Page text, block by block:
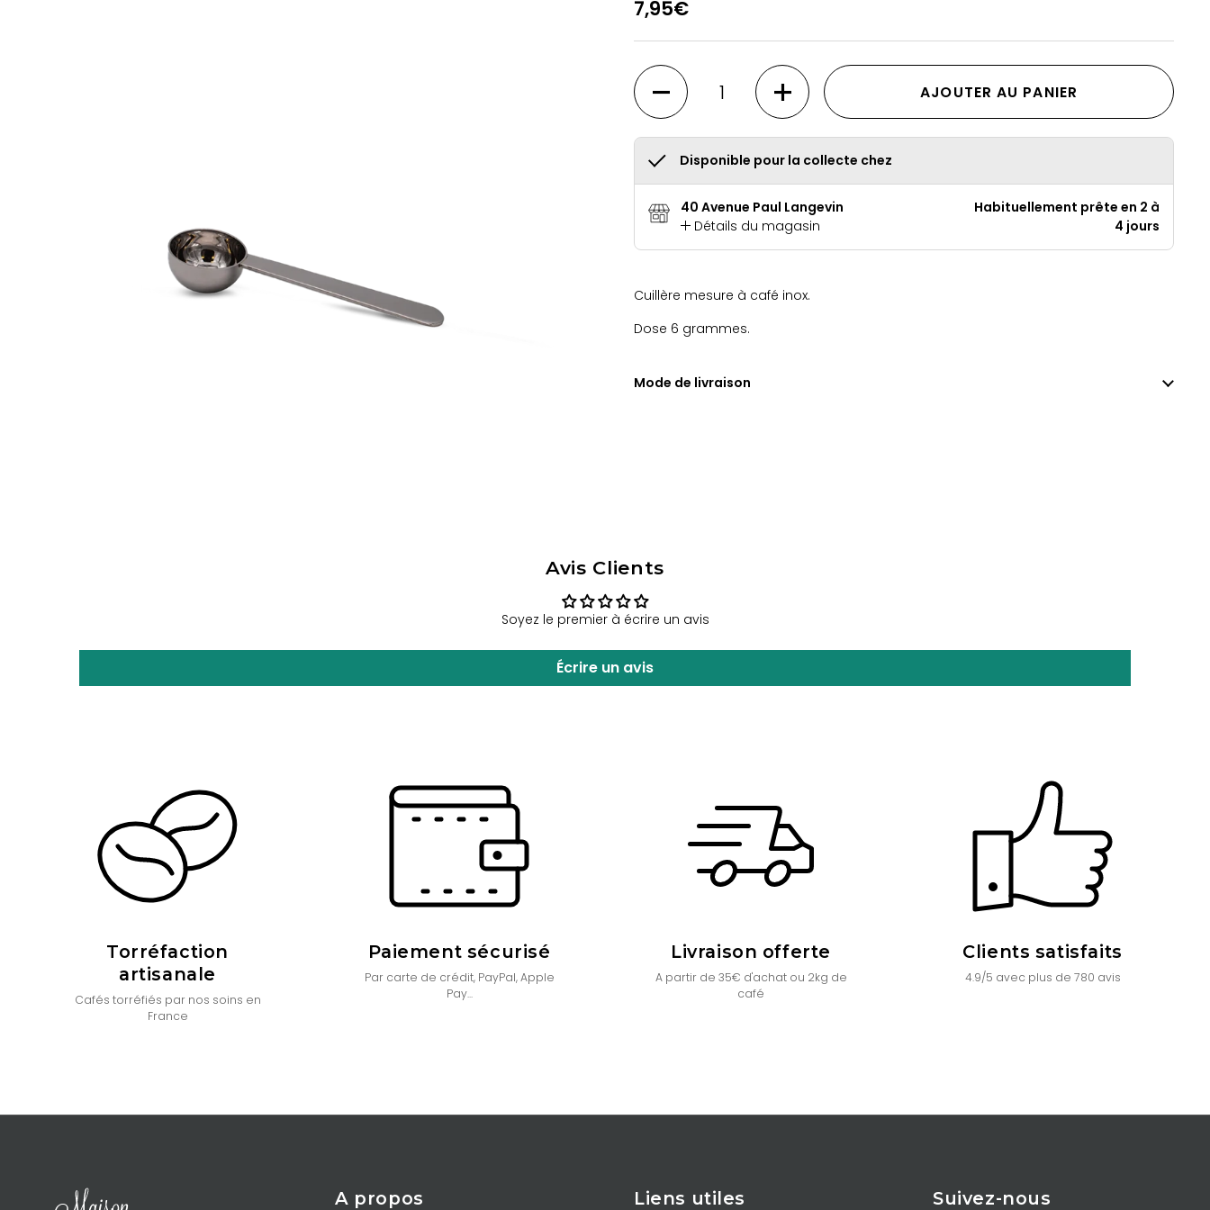
7,95€
Quantité
AJOUTER AU PANIER
Disponible pour la collecte chez
40 Avenue Paul Langevin
Détails du magasin
Habituellement prête en 2 à
4 jours
Cuillère mesure à café inox.
Dose 6 grammes.
Mode de livraison
Avis Clients
Soyez le premier à écrire un avis
Écrire un avis
Torréfaction
artisanale
Cafés torréfiés par nos soins en
France
Paiement sécurisé
Par carte de crédit, PayPal, Apple
Pay...
Livraison offerte
A partir de 35€ d'achat ou 2kg de
café
Clients satisfaits
4.9/5 avec plus de 780 avis
A propos Liens utiles Suivez-nous